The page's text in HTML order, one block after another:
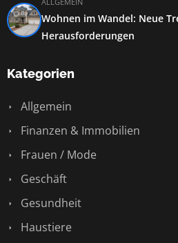
Wohnen im Wandel: Neue
Herausforderungen
Kategorien
Allgemein
Finanzen & Immobilien
Frauen / Mode
Geschäft
Gesundheit
Haustiere